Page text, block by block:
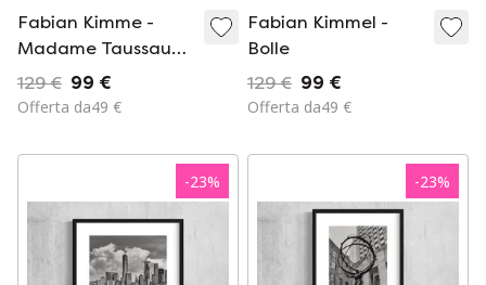
Fabian Kimme -
Madame Taussaud
/ Broadway (New
York)
129 € 99 €
Offerta da49 €
Fabian Kimmel -
Bolle
129 € 99 €
Offerta da49 €
-23% -23%